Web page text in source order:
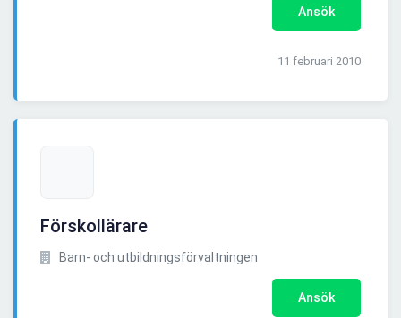
Ansök
11 februari 2010
Förskollärare
Barn- och utbildningsförvaltningen
Ansök